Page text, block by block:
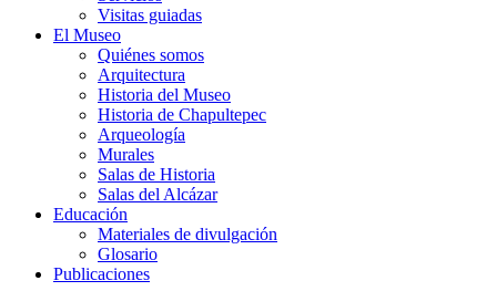
Visitas guiadas
El Museo
Quiénes somos
Arquitectura
Historia del Museo
Historia de Chapultepec
Arqueología
Murales
Salas de Historia
Salas del Alcázar
Educación
Materiales de divulgación
Glosario
Publicaciones